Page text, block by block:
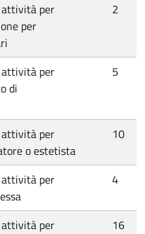
attività per
per
2
attività per
di
5
attività per
o estetista
10
attività per
4
attività per
16